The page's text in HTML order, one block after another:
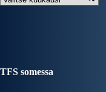
TFS somessa